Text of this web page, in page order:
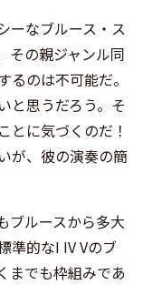
ーなブルース・ス
その親ジャンル同
のは不可能だ。
と思うだろう。そ
とに気づくのだ！
が、彼の演奏の簡
ブルースから多大
準的なI IV Vのブ
までも枠組みであ